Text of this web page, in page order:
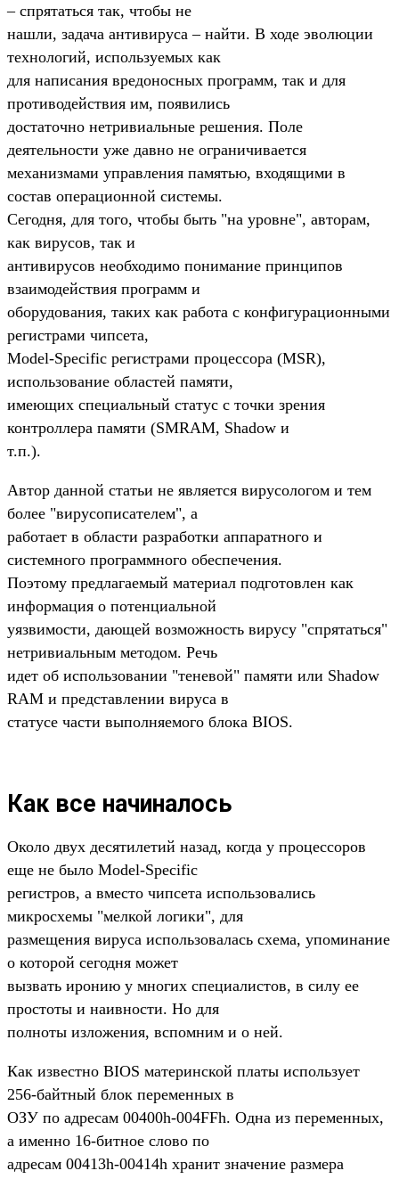
– спрятаться так, чтобы не
нашли, задача антивируса – найти. В ходе эволюции
технологий, используемых как
для написания вредоносных программ, так и для
противодействия им, появились
достаточно нетривиальные решения. Поле
деятельности уже давно не ограничивается
механизмами управления памятью, входящими в
состав операционной системы.
Сегодня, для того, чтобы быть "на уровне", авторам,
как вирусов, так и
антивирусов необходимо понимание принципов
взаимодействия программ и
оборудования, таких как работа с конфигурационными
регистрами чипсета,
Model-Specific регистрами процессора (MSR),
использование областей памяти,
имеющих специальный статус с точки зрения
контроллера памяти (SMRAM, Shadow и
т.п.).
Автор данной статьи не является вирусологом и тем
более "вирусописателем", а
работает в области разработки аппаратного и
системного программного обеспечения.
Поэтому предлагаемый материал подготовлен как
информация о потенциальной
уязвимости, дающей возможность вирусу "спрятаться"
нетривиальным методом. Речь
идет об использовании "теневой" памяти или Shadow
RAM и представлении вируса в
статусе части выполняемого блока BIOS.
Как все начиналось
Около двух десятилетий назад, когда у процессоров
еще не было Model-Specific
регистров, а вместо чипсета использовались
микросхемы "мелкой логики", для
размещения вируса использовалась схема, упоминание
о которой сегодня может
вызвать иронию у многих специалистов, в силу ее
простоты и наивности. Но для
полноты изложения, вспомним и о ней.
Как известно BIOS материнской платы использует
256-байтный блок переменных в
ОЗУ по адресам 00400h-004FFh. Одна из переменных,
а именно 16-битное слово по
адресам 00413h-00414h хранит значение размера